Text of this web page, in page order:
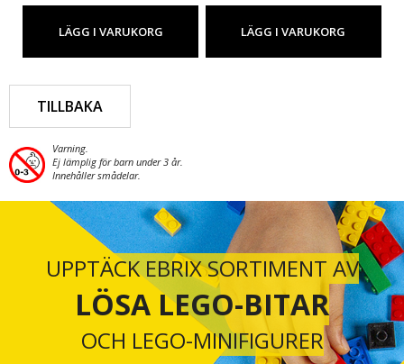
LÄGG I VARUKORG LÄGG I VARUKORG
TILLBAKA
Varning.
Ej lämplig för barn under 3 år.
Innehåller smådelar.
UPPTÄCK EBRIX SORTIMENT AV
LÖSA LEGO-BITAR
OCH LEGO-MINIFIGURER